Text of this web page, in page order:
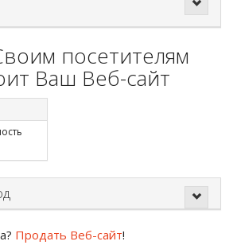
посетителям
Ваш Веб-сайт
Продать Веб-сайт!